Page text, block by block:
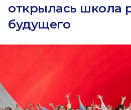
открылась школа
будущего